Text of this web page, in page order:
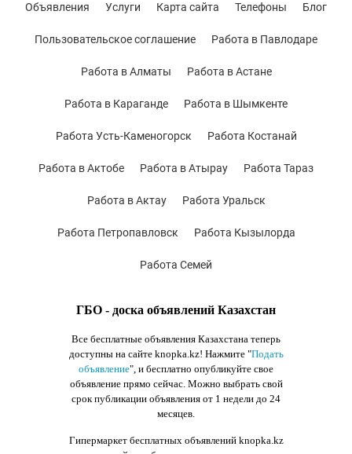
ГБО - доска объявлений Казахстан
Все бесплатные объявления Казахстана теперь
доступны на сайте knopka.kz! Нажмите "Подать
объявление", и бесплатно опубликуйте свое
объявление прямо сейчас. Можно выбрать свой
срок публикации объявления от 1 недели до 24
месяцев.
Гипермаркет бесплатных объявлений knopka.kz
Объявления Услуги Карта сайта Телефоны Блог
Пользовательское соглашение Работа в Павлодаре
Работа в Алматы Работа в Астане
Работа в Караганде Работа в Шымкенте
Работа Усть-Каменогорск Работа Костанай
Работа в Актобе Работа в Атырау Работа Тараз
Работа в Актау Работа Уральск
Работа Петропавловск Работа Кызылорда
Работа Семей